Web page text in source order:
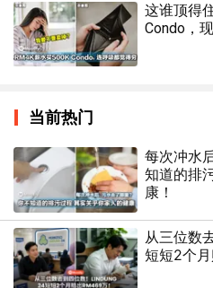
这谁顶得
Condo，
当前热门
每次冲水
知道的排
康！
从三位数
短短2个